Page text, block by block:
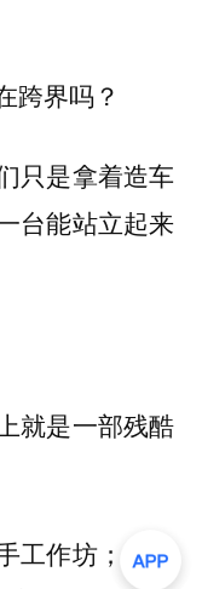
跨界吗？
只是拿着造车
台能站立起来
就是一部残酷
工作坊；第二